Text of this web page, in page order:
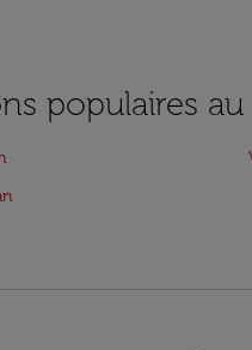
populaires